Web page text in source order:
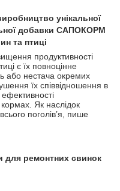
унікальної
добавки САПОКОРМ
та птиці
продуктивності
є їх повноцінне
або нестача окремих
їх співвідношення в
Як наслідок
поголів’я, пише
для ремонтних свинок